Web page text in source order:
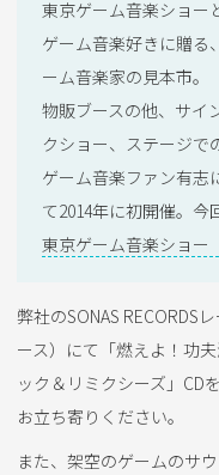
東京ゲーム音楽ショー
ゲーム音楽好きに贈る
ーム音楽家の見本市。
物販ブースの他、サイ
クショー、ステージで
ゲーム音楽ファン有志
て2014年に初開催。今
東京ゲーム音楽ショー
弊社のSONAS RECORDS
ース）にて「燃えよ！功
ック＆リミクシーズ」CD
お立ち寄りください。
また、架空のゲームのサ